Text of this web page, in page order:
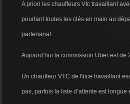
A priori les chauffeurs Vtc travaillant
pourtant toutes les clés en main au
partenariat.
Aujourd’hui la commission Uber est
Un chauffeur VTC de Nice travaillant
pas, parfois la liste d’attente est